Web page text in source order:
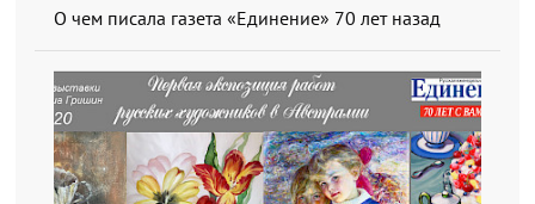
О чем писала газета «Единение» 70 лет назад